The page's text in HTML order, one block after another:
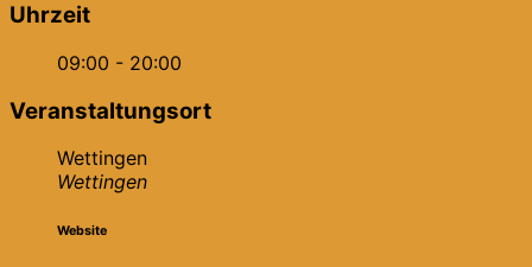
Uhrzeit
09:00 - 20:00
Veranstaltungsort
Wettingen
Wettingen
Website